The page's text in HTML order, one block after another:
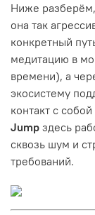
Ниже разберём,
она так
конкретный
медитацию в
времени), а
экосистему
контакт с
Jump здесь
сквозь шум и
требований.